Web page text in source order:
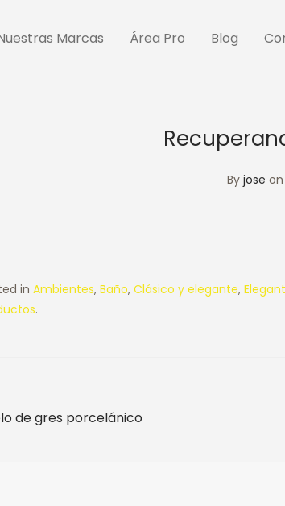
Marcas Área Pro Blog
By jose on
in Ambientes, Baño, Clásico y elegante,
.
de gres porcelánico